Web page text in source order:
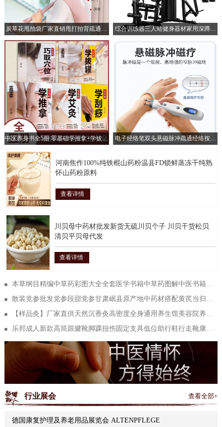
炭草花甩拍袋厂家直销甩打拍背疏通经
络酸枣核拍打袋古法养生甩袋
综合训练器三人站健身器材家用深蹲器
械力量训练套装运动健身器械
中医养身书全5册 零基础学推拿+学拔罐
+学艾灸+学刮痧+巧取穴位
电子经络笔双头悬磁脉冲疏通经络按摩
河南焦作100%纯铁棍山药粉温县FD锁鲜蒸冻干纯熟
怀山药粉原料
查看详情
川贝母中药材批发新货无硫川贝个子 川贝干货松贝
清贝平贝母代发
查看详情
本草纲目精编中草药彩图大全全套医学书籍中草药图解中医书籍大全
散装党参批发党参段甜党参甘肃岷县原产地中药材搭配黄芪当归泡水
【样品灸】厂家直供天然沉香灸高密度全身通用养生馆美容院养生灸
乐邦成人新款高筒跟腱靴脚踝扭伤固定支具低位助行鞋行走靴康复鞋
行业展会 查看全部+
德国康复护理及养老用品展览会 ALTENPFLEGE